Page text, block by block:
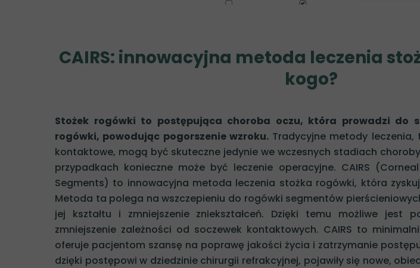
CAIRS: innowacyjna metoda leczenia
kogo?
Stożek rogówki to postępująca choroba oczu, która prowadzi do
rogówki, powodując pogorszenie wzroku.Tradycyjne metody leczenia,
kontaktowe, mogą być skuteczne jedynie we wczesnych stadiach
przypadkach konieczne może być leczenie operacyjne. CAIRS
Segments) to innowacyjna metoda leczenia stożka rogówki, która
Metoda ta polega na wszczepieniu do rogówki segmentów
jej kształtu i zmniejszenie zniekształceń. Dzięki temu możliwe jest
zmniejszenie zależności od soczewek kontaktowych. CAIRS to
oferuje pacjentom szansę na poprawę jakości życia i zatrzymanie
dzięki postępowi w dziedzinie chirurgii refrakcyjnej, pojawiły się nowe,